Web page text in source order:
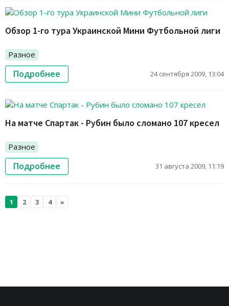
Обзор 1-го тура Украинской Мини Футбольной лиги
Разное
Подробнее 24 сентября 2009, 13:04
На матче Спартак - Рубин было сломано 107 кресел
Разное
Подробнее 31 августа 2009, 11:19
1 2 3 4 »